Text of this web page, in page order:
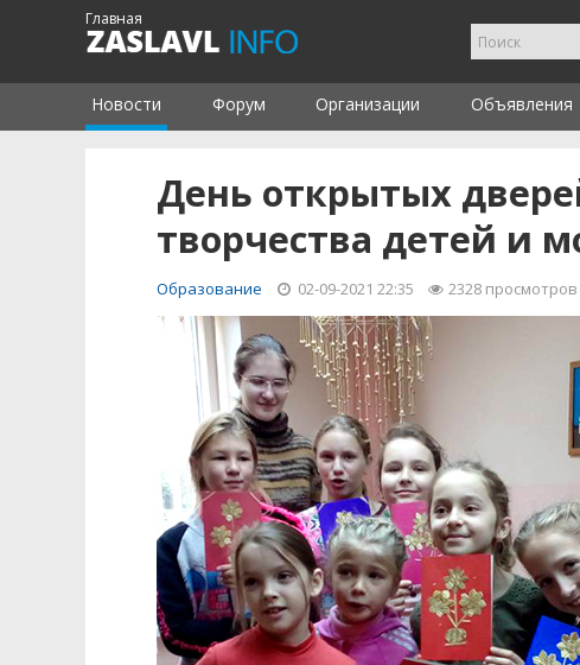
Главная
Новости Форум Организации Объявления
День открытых
творчества детей и
Образование 02-09-2021 22:35 2328 просмотров